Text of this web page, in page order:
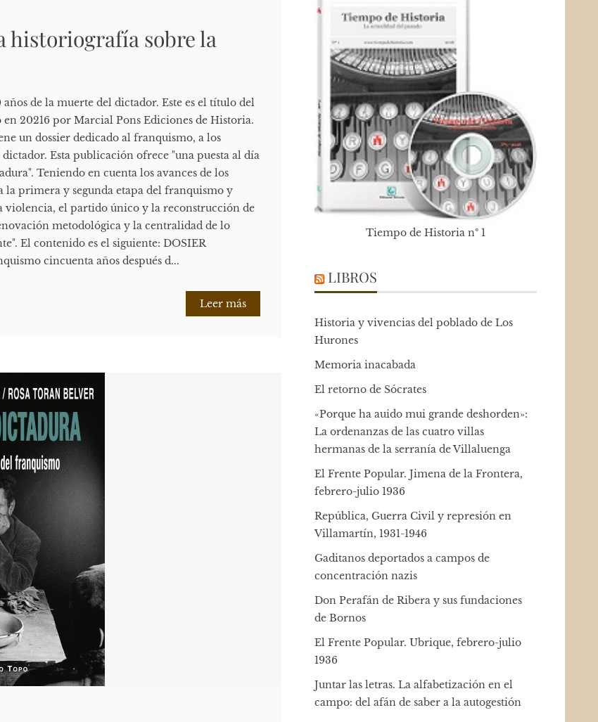
historiografía sobre la
de la muerte del dictador. Este es el título del
en 20216 por Marcial Pons Ediciones de Historia.
un dossier dedicado al franquismo, a los
Esta publicación ofrece "una puesta al día
Teniendo en cuenta los avances de los
primera y segunda etapa del franquismo y
violencia, el partido único y la reconstrucción de
metodológica y la centralidad de lo
El contenido es el siguiente: DOSIER
cincuenta años después d...
Leer más
Tiempo de Historia nº 1
LIBROS
Historia y vivencias del poblado de Los
Hurones
Memoria inacabada
El retorno de Sócrates
«Porque ha auido mui grande deshorden»:
La ordenanzas de las cuatro villas
hermanas de la serranía de Villaluenga
El Frente Popular. Jimena de la Frontera,
febrero-julio 1936
República, Guerra Civil y represión en
Villamartín, 1931-1946
Gaditanos deportados a campos de
concentración nazis
Don Perafán de Ribera y sus fundaciones
de Bornos
El Frente Popular. Ubrique, febrero-julio
1936
Juntar las letras. La alfabetización en el
campo: del afán de saber a la autogestión